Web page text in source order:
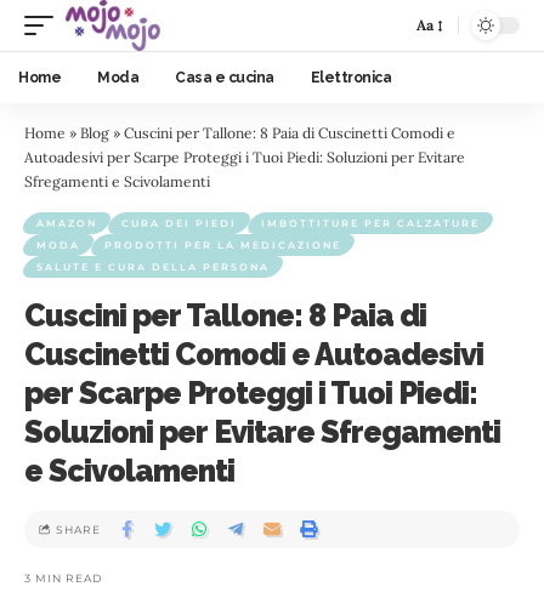
Aa
Home Moda Casa e cucina Elettronica
Home » Blog » Cuscini per Tallone: 8 Paia di Cuscinetti Comodi e
Autoadesivi per Scarpe Proteggi i Tuoi Piedi: Soluzioni per Evitare
Sfregamenti e Scivolamenti
AMAZON CURA DEI PIEDI
IMBOTTITURE PER CALZATURE
MODA
PRODOTTI PER LA MEDICAZIONE
SALUTE E CURA DELLA PERSONA
Cuscini per Tallone: 8 Paia di
Cuscinetti Comodi e Autoadesivi
per Scarpe Proteggi i Tuoi Piedi:
Soluzioni per Evitare Sfregamenti
e Scivolamenti
3 MIN READ
SHARE